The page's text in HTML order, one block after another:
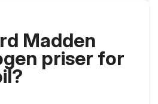
Madden
priser for